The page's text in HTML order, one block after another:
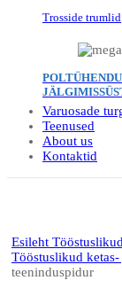
Trosside trumlid
Varuosade
Teenused
About us
Kontaktid
Esileht
Tööstuslikud
teeninduspidur